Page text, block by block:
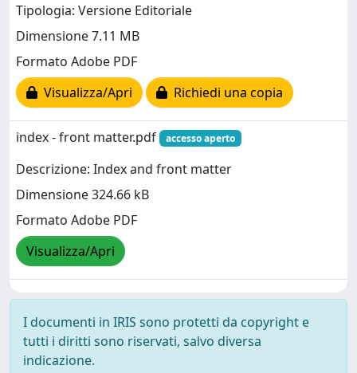
Tipologia: Versione Editoriale
Dimensione 7.11 MB
Formato Adobe PDF
Visualizza/Apri
Richiedi una copia
index - front matter.pdf accesso aperto
Descrizione: Index and front matter
Dimensione 324.66 kB
Formato Adobe PDF
Visualizza/Apri
I documenti in IRIS sono protetti da copyright e
tutti i diritti sono riservati, salvo diversa
indicazione.